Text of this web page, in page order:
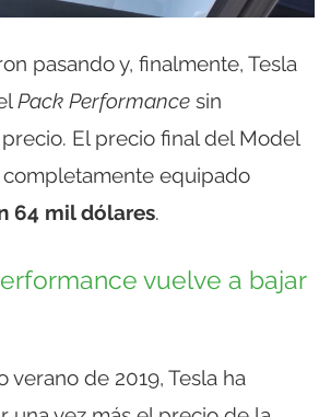
pasando y, finalmente, Tesla
Pack Performance sin
El precio final del Model
equipado
64 mil dólares.
vuelve a bajar
verano de 2019, Tesla ha